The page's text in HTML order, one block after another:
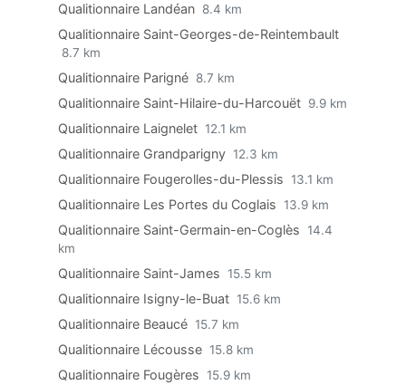
Qualitionnaire Landéan 8.4 km
Qualitionnaire Saint-Georges-de-Reintembault
8.7 km
Qualitionnaire Parigné 8.7 km
Qualitionnaire Saint-Hilaire-du-Harcouët 9.9 km
Qualitionnaire Laignelet 12.1 km
Qualitionnaire Grandparigny 12.3 km
Qualitionnaire Fougerolles-du-Plessis 13.1 km
Qualitionnaire Les Portes du Coglais 13.9 km
Qualitionnaire Saint-Germain-en-Coglès
14.4
km
Qualitionnaire Saint-James 15.5 km
Qualitionnaire Isigny-le-Buat 15.6 km
Qualitionnaire Beaucé 15.7 km
Qualitionnaire Lécousse 15.8 km
Qualitionnaire Fougères 15.9 km